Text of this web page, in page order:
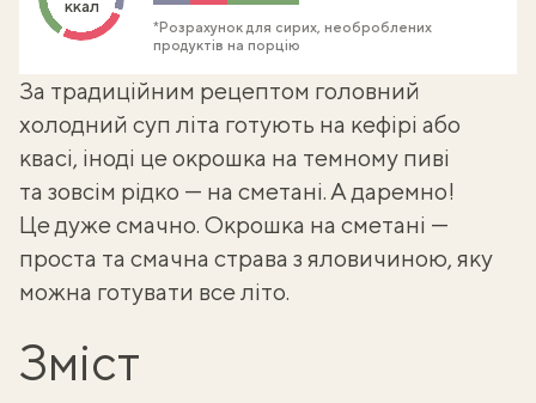
ккал
*Розрахунок для сирих, необроблених
продуктів на порцію
За традиційним рецептом головний
холодний суп літа готують на кефірі або
квасі, іноді цеокрошка на темному пиві
та зовсім рідко — на сметані. А даремно!
Це дуже смачно. Окрошка на сметані —
проста та смачна страва з яловичиною, яку
можна готувати все літо.
Зміст